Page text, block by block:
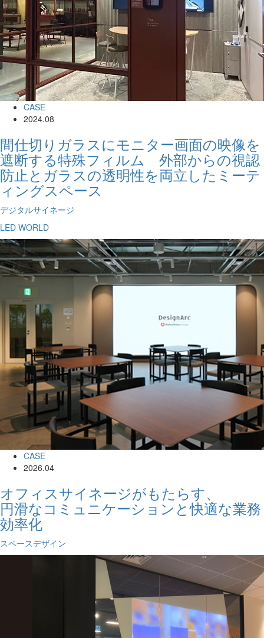
CASE
2024.08
間仕切りガラスにモニター画面の映像を
遮断する特殊フィルム 外部からの視認
防止とガラスの透明性を両立したミーテ
ィングスペース
デジタルサイネージ
LED WORLD
CASE
2026.04
オフィスサイネージがもたらす、
円滑なコミュニケーションと快適な業務
効率化
スペースデザイン